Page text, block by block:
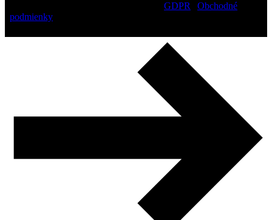
GDPR
Obchodné
podmienky